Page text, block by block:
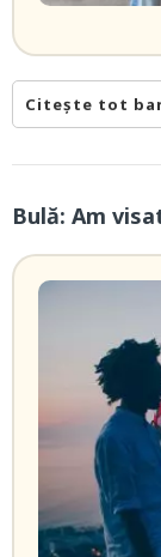
Citește tot
Bulă: Am